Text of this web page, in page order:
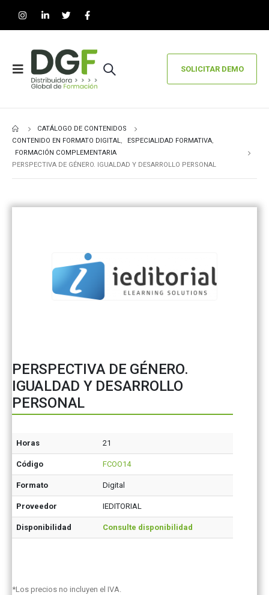
SOLICITAR DEMO
CATÁLOGO DE CONTENIDOS
CONTENIDO EN FORMATO DIGITAL, ESPECIALIDAD FORMATIVA,
FORMACIÓN COMPLEMENTARIA
PERSPECTIVA DE GÉNERO. IGUALDAD Y DESARROLLO PERSONAL
PERSPECTIVA DE GÉNERO.
IGUALDAD Y DESARROLLO
PERSONAL
Horas 21
Código FCOO14
Formato Digital
Proveedor IEDITORIAL
Disponibilidad Consulte disponibilidad
*Los precios no incluyen el IVA.